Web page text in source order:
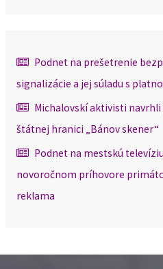
Podnet na prešetrenie
signalizácie a jej súladu s
Michalovskí aktivisti
štátnej hranici „Bánov skener“
Podnet na mestskú
novoročnom príhovore
reklama